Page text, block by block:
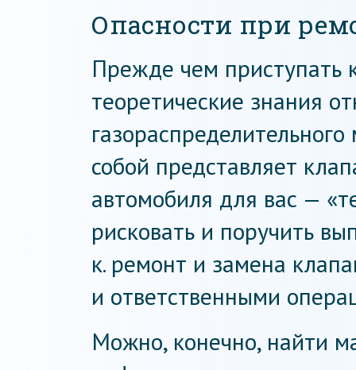
Опасности при
Прежде чем приступать
теоретические знания
собой представляет
автомобиля для вас —
рисковать и поручить
к. ремонт и замена
и ответственными
Можно, конечно, найти